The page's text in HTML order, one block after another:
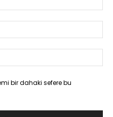
bir dahaki sefere bu